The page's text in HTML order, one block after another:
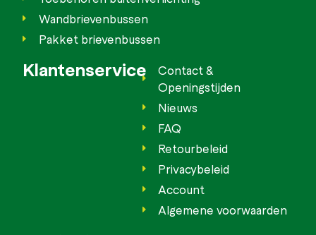
Wandbrievenbussen
Pakket brievenbussen
Klantenservice
Contact &
Openingstijden
Nieuws
FAQ
Retourbeleid
Privacybeleid
Account
Algemene voorwaarden